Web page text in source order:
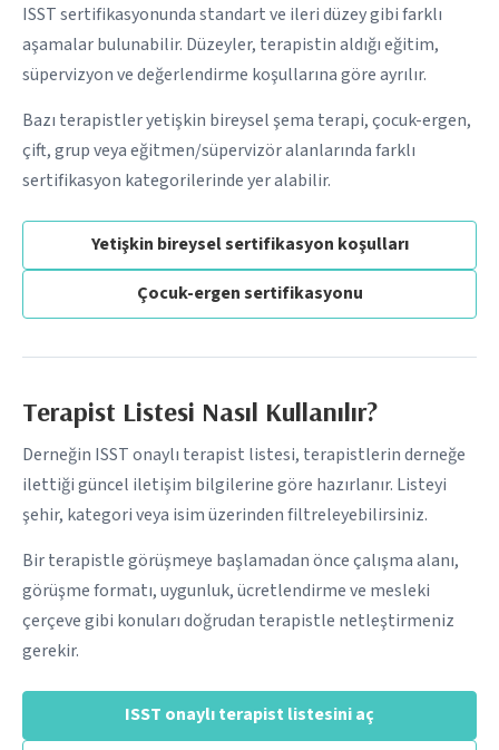
ISST sertifikasyonunda standart ve ileri düzey gibi farklı
aşamalar bulunabilir. Düzeyler, terapistin aldığı eğitim,
süpervizyon ve değerlendirme koşullarına göre ayrılır.
Bazı terapistler yetişkin bireysel şema terapi, çocuk-ergen,
çift, grup veya eğitmen/süpervizör alanlarında farklı
sertifikasyon kategorilerinde yer alabilir.
Yetişkin bireysel sertifikasyon koşulları
Çocuk-ergen sertifikasyonu
Terapist Listesi Nasıl Kullanılır?
Derneğin ISST onaylı terapist listesi, terapistlerin derneğe
ilettiği güncel iletişim bilgilerine göre hazırlanır. Listeyi
şehir, kategori veya isim üzerinden filtreleyebilirsiniz.
Bir terapistle görüşmeye başlamadan önce çalışma alanı,
görüşme formatı, uygunluk, ücretlendirme ve mesleki
çerçeve gibi konuları doğrudan terapistle netleştirmeniz
gerekir.
ISST onaylı terapist listesini aç